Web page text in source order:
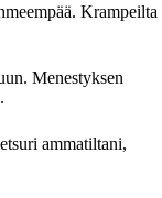
Krampeilta
Menestyksen
ammatiltani,